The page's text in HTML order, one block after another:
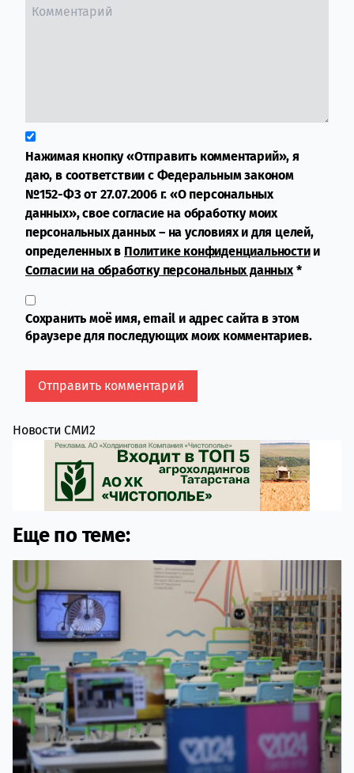
Нажимая кнопку «Отправить комментарий», я
даю, в соответствии с Федеральным законом
№152-ФЗ от 27.07.2006 г. «О персональных
данных», свое согласие на обработку моих
персональных данных – на условиях и для целей,
определенных в Политике конфиденциальностии
Согласии на обработку персональных данных*
Сохранить моё имя, email и адрес сайта в этом
браузере для последующих моих комментариев.
Новости СМИ2
Еще по теме: